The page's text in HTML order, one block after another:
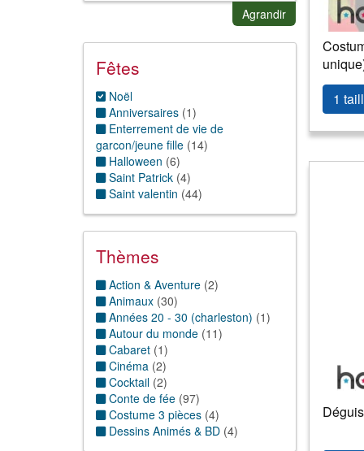
2 ans(5)
3 ans
4 ans(61)
5 ans
6 ans(57)
7 ans(49)
8 ans(51)
9 ans(51)
10 ans(47)
11/12 ans(43)
Agrandir
Fêtes
Noël
Anniversaires (1)
Enterrement de vie de
garcon/jeune fille (14)
Halloween (6)
Saint Patrick (4)
Saint valentin (44)
Thèmes
Action & Aventure (2)
Animaux (30)
Années 20 - 30 (charleston) (1)
Autour du monde (11)
Cabaret (1)
Cinéma (2)
Cocktail (2)
Conte de fée (97)
Costume 3 pièces (4)
Dessins Animés & BD (4)
Enfance(2)
1